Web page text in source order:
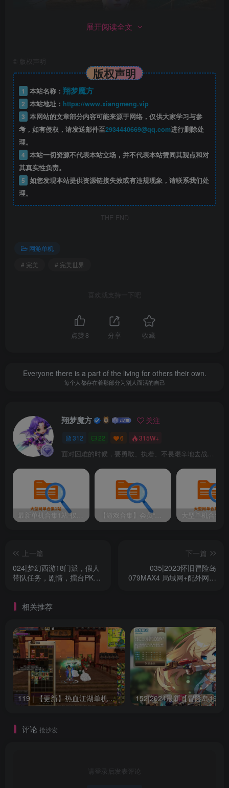
展开阅读全文
版权声明
版权声明
1 本站名称： 翔梦魔方
2 本站地址： https://www.xiangmeng.vip
3 本网站的文章部分内容可能来源于网络，仅供大家学习与参
考，如有侵权，请发送邮件至2934440669@qq.com进行删除处
理。
4 本站一切资源不代表本站立场，并不代表本站赞同其观点和对
其真实性负责。
5 如您发现本站提供资源链接失效或有违规现象，请联系我们处
理。
THE END
网游单机
# 完美
# 完美世界
喜欢就支持一下吧
点赞 8 分享 收藏
Everyone there is a part of the living for others their own.
每个人都存在着那部分为别人而活的自己
翔梦魔方 关注
312 22 6 315W+
面对困难的时候，要勇敢、执着、不畏艰辛地去战胜它
最新单机合集1站-仅本站用户可下载（直链满速下载） 【游戏合集】会员“知己”分享 1T网游单机大合集 某宝购买收集 带架设教程视频(部分免虚拟机一键端 )
上一篇
024|梦幻西游18门派，假人
带队任务，剧情，擂台PK，
下一篇
035|2023怀旧冒险岛
079MAX4 局域网+配外网架
相关推荐
119 | 【更新】热血江湖单机网游20.0版一键端GM无限元宝虚拟机安装简单
评论 抢沙发
请登录后发表评论